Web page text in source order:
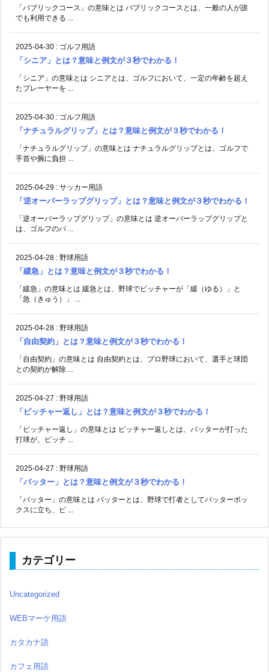
「パブリックコース」の意味とは パブリックコースとは、一般の人が誰
でも利用できる ...
2025-04-30 : ゴルフ用語
「シニア」とは？意味と例文が３秒でわかる！
「シニア」の意味とは シニアとは、ゴルフにおいて、一定の年齢を超え
たプレーヤーを ...
2025-04-30 : ゴルフ用語
「ナチュラルグリップ」とは？意味と例文が３秒でわかる！
「ナチュラルグリップ」の意味とは ナチュラルグリップとは、ゴルフで
手首や腕に負担 ...
2025-04-29 : サッカー用語
「逆オーバーラップグリップ」とは？意味と例文が３秒でわかる！
「逆オーバーラップグリップ」の意味とは 逆オーバーラップグリップと
は、ゴルフのパ ...
2025-04-28 : 野球用語
「緩急」とは？意味と例文が３秒でわかる！
「緩急」の意味とは 緩急とは、野球でピッチャーが「緩（ゆる）」と
「急（きゅう）」 ...
2025-04-28 : 野球用語
「自由契約」とは？意味と例文が３秒でわかる！
「自由契約」の意味とは 自由契約とは、プロ野球において、選手と球団
との契約が解除 ...
2025-04-27 : 野球用語
「ピッチャー返し」とは？意味と例文が３秒でわかる！
「ピッチャー返し」の意味とは ピッチャー返しとは、バッターが打った
打球が、ピッチ ...
2025-04-27 : 野球用語
「バッター」とは？意味と例文が３秒でわかる！
「バッター」の意味とは バッターとは、野球で打者としてバッターボッ
クスに立ち、ピ ...
カテゴリー
Uncategorized
WEBマーケ用語
カタカナ語
カフェ用語